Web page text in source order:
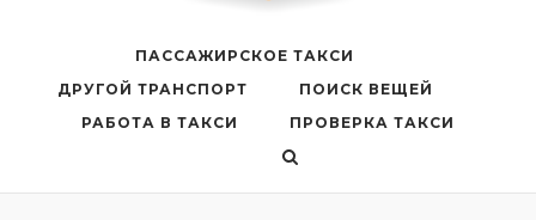
ПАССАЖИРСКОЕ ТАКСИ
ДРУГОЙ ТРАНСПОРТ
ПОИСК ВЕЩЕЙ
РАБОТА В ТАКСИ
ПРОВЕРКА ТАКСИ